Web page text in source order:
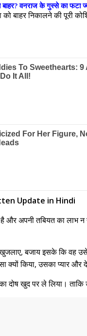
बाहर? वनराज के गुस्से का फटा
बाहर निकालने की पूरी
Update in Hindi
है और अपनी तबियत का
बजाय इसके कि वह
क्यों किया, उसका प्यार और
दोष खुद पर ले लिया।